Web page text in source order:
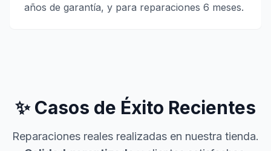
años de garantía, y para reparaciones 6 meses.
✨ Casos de Éxito Recientes
Reparaciones reales realizadas en nuestra tienda.